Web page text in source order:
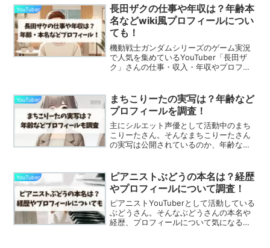
ァンガードやドンキなど、特定の店舗で
しか手に入らないレアな...
YouTuber
長田ザクの仕事や年収は？年齢本
名などwiki風プロフィールについ
ても！
機動戦士ガンダムシリーズのゲーム実況
で人気を集めているYouTuber「長田ザ
ク」さんの仕事・収入・年収やプロフィ
「スパチャってどれくらいもらえる
の？」そんな疑問を抱いた...
YouTuber
まちこりーたの実写は？年齢など
プロフィールを調査！
主にシルエット声優として活動中のまち
こりーたさん。そんなまちこりーたさん
の実写は公開されているのか、年齢など
などさまざまなコンテンツで活躍してい
ます。こちらの記事では、...
YouTuber
ピアニストぶどうの本名は？経歴
やプロフィールについて調査！
ピアニストYouTuberとして活動している
ぶどうさん。そんなぶどうさんの本名や
経歴、プロフィールについて気になる人